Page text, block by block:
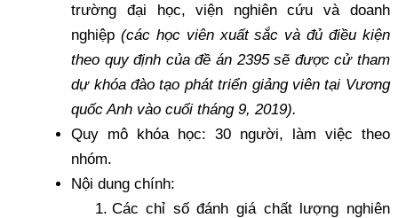
trường đại học, viện nghiên cứu và doanh
nghiệp(các học viên xuất sắc và đủ điều kiện
theo quy định của đề án 2395 sẽ được cử tham
dự khóa đào tạo phát triển giảng viên tại Vương
quốc Anh vào cuổi tháng 9, 2019).
Quy mô khóa học: 30 người, làm việc theo
nhóm.
Nội dung chính:
Các chỉ số đánh giá chất lượng nghiên